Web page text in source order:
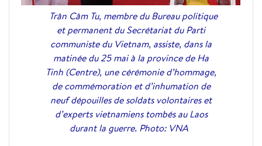
Trân Câm Tu, membre du Bureau politique
et permanent du Secrétariat du Parti
communiste du Vietnam, assiste, dans la
matinée du 25 mai à la province de Ha
Tinh (Centre), une cérémonie d’hommage,
de commémoration et d’inhumation de
neuf dépouilles de soldats volontaires et
d’experts vietnamiens tombés au Laos
durant la guerre. Photo: VNA